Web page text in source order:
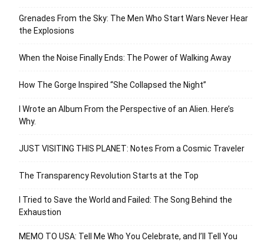
Grenades From the Sky: The Men Who Start Wars Never Hear
the Explosions
When the Noise Finally Ends: The Power of Walking Away
How The Gorge Inspired “She Collapsed the Night”
I Wrote an Album From the Perspective of an Alien. Here’s
Why.
JUST VISITING THIS PLANET: Notes From a Cosmic Traveler
The Transparency Revolution Starts at the Top
I Tried to Save the World and Failed: The Song Behind the
Exhaustion
MEMO TO USA: Tell Me Who You Celebrate, and I’ll Tell You